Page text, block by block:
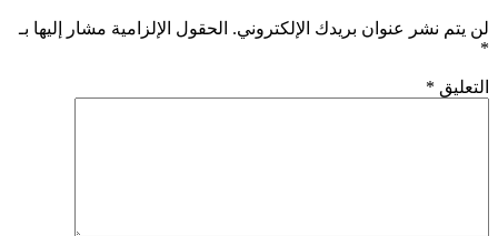
لن يتم نشر عنوان بريدك الإلكتروني. الحقول الإلزامية مشار إليها بـ
*
التعليق *